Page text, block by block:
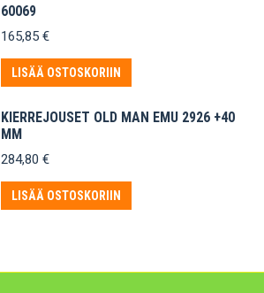
60069
165,85 €
LISÄÄ OSTOSKORIIN
KIERREJOUSET OLD MAN EMU 2926 +40
MM
284,80 €
LISÄÄ OSTOSKORIIN